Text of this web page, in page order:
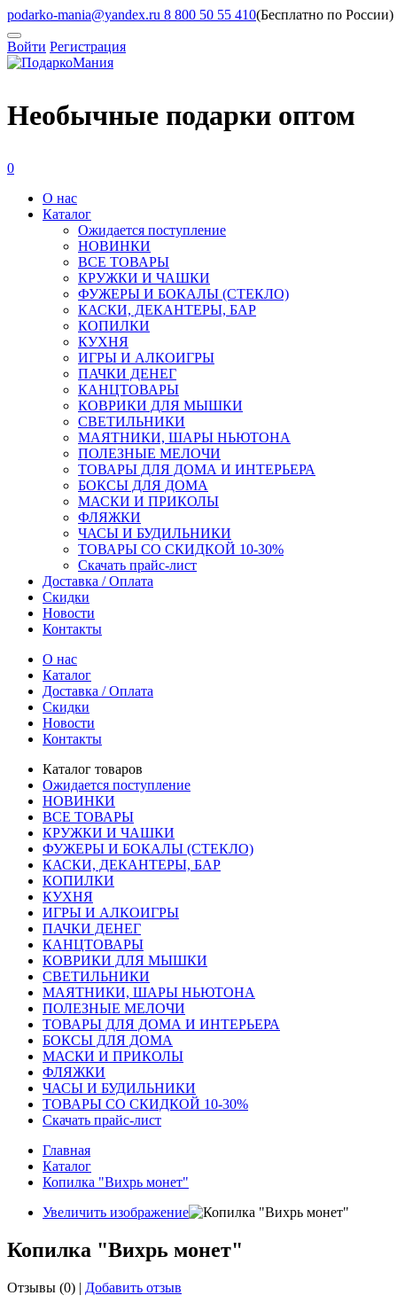
podarko-mania@yandex.ru 8 800 50 55 410(Бесплатно по России)
Войти Регистрация
Необычные подарки оптом
0
О нас
Каталог
Ожидается поступление
HОВИНКИ
ВСЕ ТОВАРЫ
КРУЖКИ И ЧАШКИ
ФУЖЕРЫ И БОКАЛЫ (СТЕКЛО)
КАСКИ, ДЕКАНТЕРЫ, БАР
КОПИЛКИ
КУХНЯ
ИГРЫ И АЛКОИГРЫ
ПАЧКИ ДЕНЕГ
КАНЦТОВАРЫ
КОВРИКИ ДЛЯ МЫШКИ
СВЕТИЛЬНИКИ
МАЯТНИКИ, ШАРЫ НЬЮТОНА
ПОЛЕЗНЫЕ МЕЛОЧИ
ТОВАРЫ ДЛЯ ДОМА И ИНТЕРЬЕРА
БОКСЫ ДЛЯ ДОМА
МАСКИ И ПРИКОЛЫ
ФЛЯЖКИ
ЧАСЫ И БУДИЛЬНИКИ
ТОВАРЫ СО СКИДКОЙ 10-30%
Скачать прайс-лист
Доставка / Оплата
Скидки
Новости
Контакты
О нас
Каталог
Доставка / Оплата
Скидки
Новости
Контакты
Каталог товаров
Ожидается поступление
HОВИНКИ
ВСЕ ТОВАРЫ
КРУЖКИ И ЧАШКИ
ФУЖЕРЫ И БОКАЛЫ (СТЕКЛО)
КАСКИ, ДЕКАНТЕРЫ, БАР
КОПИЛКИ
КУХНЯ
ИГРЫ И АЛКОИГРЫ
ПАЧКИ ДЕНЕГ
КАНЦТОВАРЫ
КОВРИКИ ДЛЯ МЫШКИ
СВЕТИЛЬНИКИ
МАЯТНИКИ, ШАРЫ НЬЮТОНА
ПОЛЕЗНЫЕ МЕЛОЧИ
ТОВАРЫ ДЛЯ ДОМА И ИНТЕРЬЕРА
БОКСЫ ДЛЯ ДОМА
МАСКИ И ПРИКОЛЫ
ФЛЯЖКИ
ЧАСЫ И БУДИЛЬНИКИ
ТОВАРЫ СО СКИДКОЙ 10-30%
Скачать прайс-лист
Главная
Каталог
Копилка "Вихрь монет"
Увеличить изображение
Копилка "Вихрь монет"
Отзывы (0) | Добавить отзыв